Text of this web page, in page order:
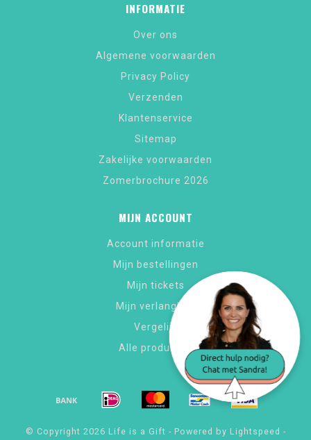
INFORMATIE
Over ons
Algemene voorwaarden
Privacy Policy
Verzenden
Klantenservice
Sitemap
Zakelijke voorwaarden
Zomerbrochure 2026
MIJN ACCOUNT
Account informatie
Mijn bestellingen
Mijn tickets
Mijn verlanglijst
Vergelijk
Alle producten
© Copyright 2026 Life is a Gift - Powered by Lightspeed -